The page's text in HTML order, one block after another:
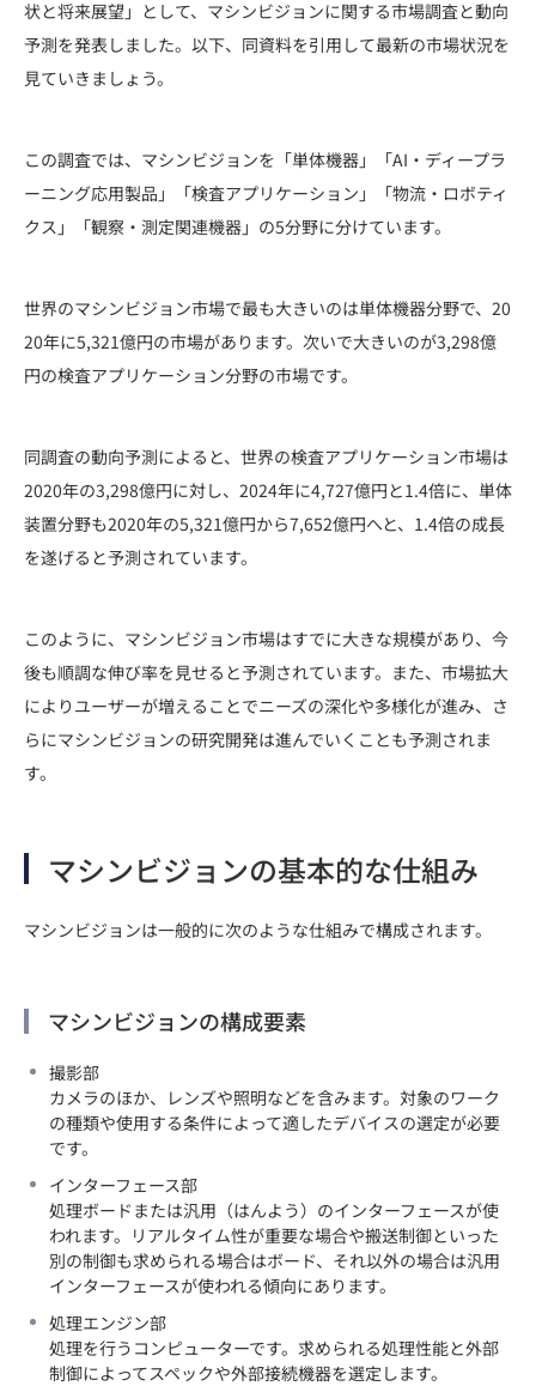
状と将来展望」として、マシンビジョンに関する市場調査と動向
予測を発表しました。以下、同資料を引用して最新の市場状況を
見ていきましょう。
この調査では、マシンビジョンを「単体機器」「AI・ディープラ
ーニング応用製品」「検査アプリケーション」「物流・ロボティ
クス」「観察・測定関連機器」の5分野に分けています。
世界のマシンビジョン市場で最も大きいのは単体機器分野で、20
20年に5,321億円の市場があります。次いで大きいのが3,298億
円の検査アプリケーション分野の市場です。
同調査の動向予測によると、世界の検査アプリケーション市場は
2020年の3,298億円に対し、2024年に4,727億円と1.4倍に、単体
装置分野も2020年の5,321億円から7,652億円へと、1.4倍の成長
を遂げると予測されています。
このように、マシンビジョン市場はすでに大きな規模があり、今
後も順調な伸び率を見せると予測されています。また、市場拡大
によりユーザーが増えることでニーズの深化や多様化が進み、さ
らにマシンビジョンの研究開発は進んでいくことも予測されま
す。
マシンビジョンの基本的な仕組み
マシンビジョンは一般的に次のような仕組みで構成されます。
マシンビジョンの構成要素
撮影部
カメラのほか、レンズや照明などを含みます。対象のワーク
の種類や使用する条件によって適したデバイスの選定が必要
です。
インターフェース部
処理ボードまたは汎用（はんよう）のインターフェースが使
われます。リアルタイム性が重要な場合や搬送制御といった
別の制御も求められる場合はボード、それ以外の場合は汎用
インターフェースが使われる傾向にあります。
処理エンジン部
処理を行うコンピューターです。求められる処理性能と外部
制御によってスペックや外部接続機器を選定します。